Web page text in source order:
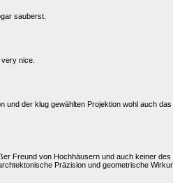
sauberst.
nice.
und der klug gewählten Projektion wohl auch
Freund von Hochhäusern und auch keiner des
Präzision und geometrische